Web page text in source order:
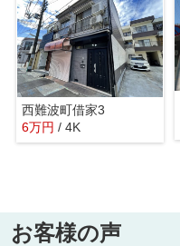
西難波町借家3
6万円 / 4K
お客様の声